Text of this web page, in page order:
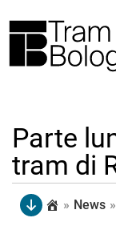
Parte
tram di
» News »